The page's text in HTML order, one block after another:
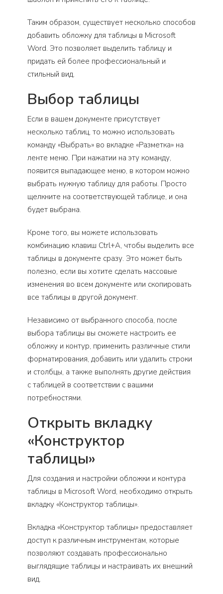
Таким образом, существует несколько способов
добавить обложку для таблицы в Microsoft
Word. Это позволяет выделить таблицу и
придать ей более профессиональный и
стильный вид.
Выбор таблицы
Если в вашем документе присутствует
несколько таблиц, то можно использовать
команду «Выбрать» во вкладке «Разметка» на
ленте меню. При нажатии на эту команду,
появится выпадающее меню, в котором можно
выбрать нужную таблицу для работы. Просто
щелкните на соответствующей таблице, и она
будет выбрана.
Кроме того, вы можете использовать
комбинацию клавиш Ctrl+A, чтобы выделить все
таблицы в документе сразу. Это может быть
полезно, если вы хотите сделать массовые
изменения во всем документе или скопировать
все таблицы в другой документ.
Независимо от выбранного способа, после
выбора таблицы вы сможете настроить ее
обложку и контур, применить различные стили
форматирования, добавить или удалить строки
и столбцы, а также выполнять другие действия
с таблицей в соответствии с вашими
потребностями.
Открыть вкладку
«Конструктор
таблицы»
Для создания и настройки обложки и контура
таблицы в Microsoft Word, необходимо открыть
вкладку «Конструктор таблицы».
Вкладка «Конструктор таблицы» предоставляет
доступ к различным инструментам, которые
позволяют создавать профессионально
выглядящие таблицы и настраивать их внешний
вид.